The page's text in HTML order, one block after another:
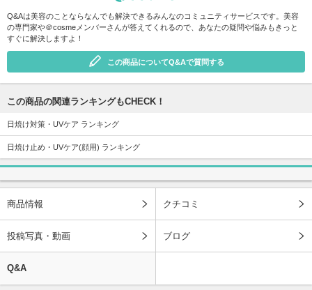
Q&Aは美容のことならなんでも解決できるみんなのコミュニティサービスです。美容
の専門家や＠cosmeメンバーさんが答えてくれるので、あなたの疑問や悩みもきっと
すぐに解決しますよ！
この商品についてQ&Aで質問する
この商品の関連ランキングもCHECK！
日焼け対策・UVケア ランキング
日焼け止め・UVケア(顔用) ランキング
商品情報 クチコミ
投稿写真・動画 ブログ
Q&A